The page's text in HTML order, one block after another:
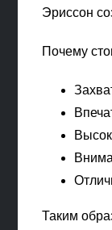
Эриссон
Почему
Таким